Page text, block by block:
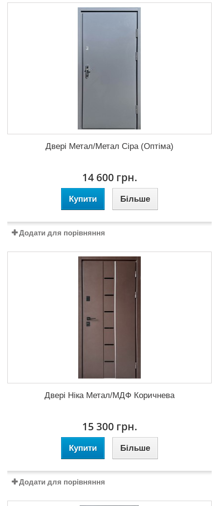
Двері Метал/Метал Сіра (Оптіма)
14 600 грн.
Купити Більше
Додати для порівняння
Двері Ніка Метал/МДФ Коричнева
15 300 грн.
Купити Більше
Додати для порівняння